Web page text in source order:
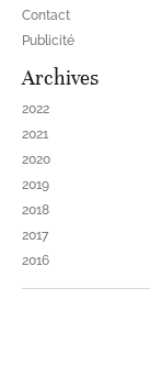
Contact
Publicité
Archives
2022
2021
2020
2019
2018
2017
2016